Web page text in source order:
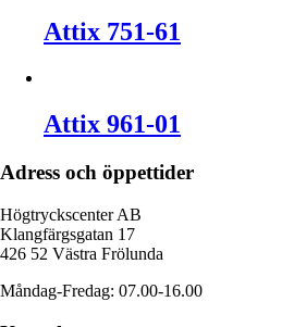
Attix 751-61
Attix 961-01
Adress och öppettider
Högtryckscenter AB
Klangfärgsgatan 17
426 52 Västra Frölunda
Måndag-Fredag: 07.00-16.00